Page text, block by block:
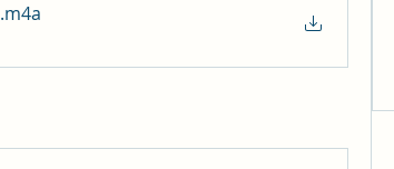
.m4a